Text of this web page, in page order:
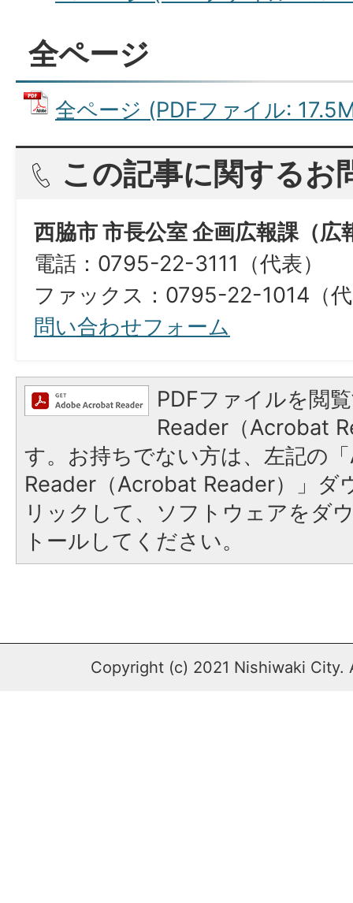
全ページ
全ページ (PDFファイル:
この記事に関するお
西脇市 市長公室 企画広報課（広
電話：0795-22-3111（代表）
ファックス：0795-22-1014（
問い合わせフォーム
PDFファイルを閲
Reader（Acrobat
す。お持ちでない方は、左記の
Reader（Acrobat Reader）」ダ
リックして、ソフトウェアをダ
トールしてください。
Copyright (c) 2021 Nishiwaki City.